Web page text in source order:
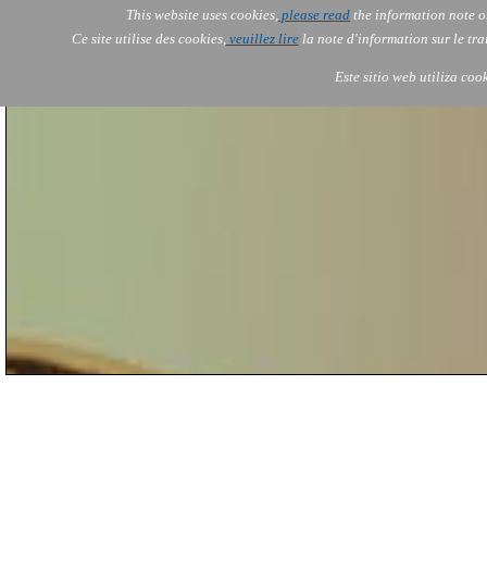
This website uses cookies, please read the information note
Ce site utilise des cookies,veuillez lirela note d'information sur le
Este sitio web utiliza
AOLONE
AOLONE
AOLONE ITALIA
AOLONE